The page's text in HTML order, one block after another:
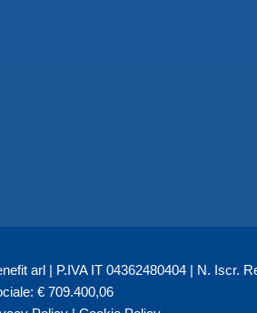
arl | P.IVA IT 04362480404 | N. Iscr.
€ 709.400,06